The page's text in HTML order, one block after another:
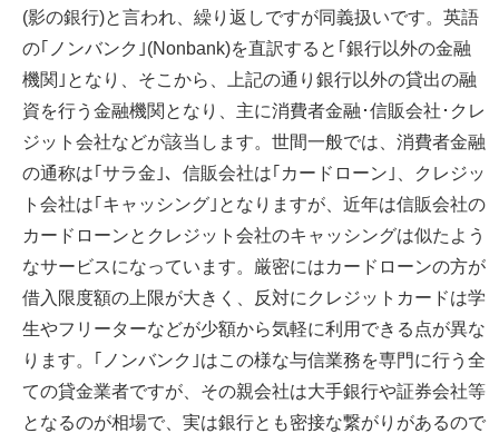
(影の銀行)と言われ、繰り返しですが同義扱いです。英語
の｢ノンバンク｣(Nonbank)を直訳すると｢銀行以外の金融
機関｣となり、そこから、上記の通り銀行以外の貸出の融
資を行う金融機関となり、主に消費者金融･信販会社･クレ
ジット会社などが該当します。世間一般では、消費者金融
の通称は｢サラ金｣、信販会社は｢カードローン｣、クレジッ
ト会社は｢キャッシング｣となりますが、近年は信販会社の
カードローンとクレジット会社のキャッシングは似たよう
なサービスになっています。厳密にはカードローンの方が
借入限度額の上限が大きく、反対にクレジットカードは学
生やフリーターなどが少額から気軽に利用できる点が異な
ります。｢ノンバンク｣はこの様な与信業務を専門に行う全
ての貸金業者ですが、その親会社は大手銀行や証券会社等
となるのが相場で、実は銀行とも密接な繋がりがあるので